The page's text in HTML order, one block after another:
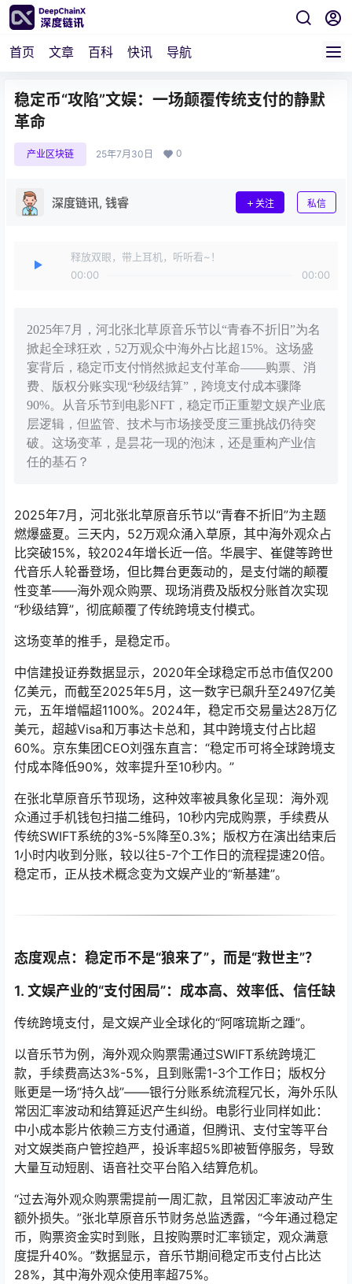
首页 文章 百科 快讯 导航
稳定币“攻陷”文娱：一场颠覆传统支付的静默
革命
产业区块链 25年7月30日 0
深度链讯, 钱睿 关注 私信
释放双眼，带上耳机，听听看~！
00:00
00:00
2025年7月，河北张北草原音乐节以“青春不折旧”为名
掀起全球狂欢，52万观众中海外占比超15%。这场盛
宴背后，稳定币支付悄然掀起支付革命——购票、消
费、版权分账实现“秒级结算”，跨境支付成本骤降
90%。从音乐节到电影NFT，稳定币正重塑文娱产业底
层逻辑，但监管、技术与市场接受度三重挑战仍待突
破。这场变革，是昙花一现的泡沫，还是重构产业信
任的基石？
2025年7月，河北张北草原音乐节以“青春不折旧”为主题
燃爆盛夏。三天内，52万观众涌入草原，其中海外观众占
比突破15%，较2024年增长近一倍。华晨宇、崔健等跨世
代音乐人轮番登场，但比舞台更轰动的，是支付端的颠覆
性变革——海外观众购票、现场消费及版权分账首次实现
“秒级结算”，彻底颠覆了传统跨境支付模式。
这场变革的推手，是稳定币。
中信建投证券数据显示，2020年全球稳定币总市值仅200
亿美元，而截至2025年5月，这一数字已飙升至2497亿美
元，五年增幅超1100%。2024年，稳定币交易量达28万亿
美元，超越Visa和万事达卡总和，其中跨境支付占比超
60%。京东集团CEO刘强东直言：“稳定币可将全球跨境支
付成本降低90%，效率提升至10秒内。”
在张北草原音乐节现场，这种效率被具象化呈现：海外观
众通过手机钱包扫描二维码，10秒内完成购票，手续费从
传统SWIFT系统的3%-5%降至0.3%；版权方在演出结束后
1小时内收到分账，较以往5-7个工作日的流程提速20倍。
稳定币，正从技术概念变为文娱产业的“新基建”。
态度观点：稳定币不是“狼来了”，而是“救世主”？
1. 文娱产业的“支付困局”：成本高、效率低、信任缺
传统跨境支付，是文娱产业全球化的“阿喀琉斯之踵”。
以音乐节为例，海外观众购票需通过SWIFT系统跨境汇
款，手续费高达3%-5%，且到账需1-3个工作日；版权分
账更是一场“持久战”——银行分账系统流程冗长，海外乐队
常因汇率波动和结算延迟产生纠纷。电影行业同样如此：
中小成本影片依赖三方支付通道，但腾讯、支付宝等平台
对文娱类商户管控趋严，投诉率超5%即被暂停服务，导致
大量互动短剧、语音社交平台陷入结算危机。
“过去海外观众购票需提前一周汇款，且常因汇率波动产生
额外损失。”张北草原音乐节财务总监透露，“今年通过稳定
币，购票资金实时到账，且按购票时汇率锁定，观众满意
度提升40%。”数据显示，音乐节期间稳定币支付占比达
28%，其中海外观众使用率超75%。